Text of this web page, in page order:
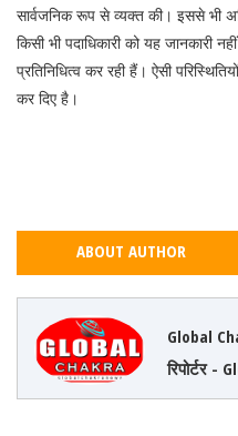
सार्वजनिक रूप से व्यक्त की। इससे भी
किसी भी पदाधिकारी को यह जानकारी
प्रतिनिधित्व कर रही हैं। ऐसी
कर दिए है।
ABOUT AUTHOR
Global
रिपोर्टर -